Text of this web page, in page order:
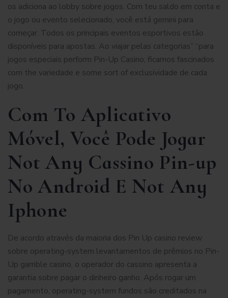
os adiciona ao lobby sobre jogos. Com teu saldo em conta e
o jogo ou evento selecionado, você está gemini para
começar. Todos os principais eventos esportivos estão
disponíveis para apostas. Ao viajar pelas categorias” “para
jogos especiais perform Pin-Up Casino, ficamos fascinados
com the variedade e some sort of exclusividade de cada
jogo.
Com To Aplicativo
Móvel, Você Pode Jogar
Not Any Cassino Pin-up
No Android E Not Any
Iphone
De acordo através da maioria dos Pin Up casino review
sobre operating-system levantamentos de prêmios no Pin-
Up gamble casino, o operador do cassino apresenta a
garantia sobre pagar o dinheiro ganho. Após rogar um
pagamento, operating-system fundos são creditados na